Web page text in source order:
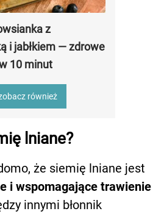
z
i jabłkiem — zdrowe
10 minut
również
lniane?
że siemię lniane jest
i wspomagające trawienie
innymi błonnik